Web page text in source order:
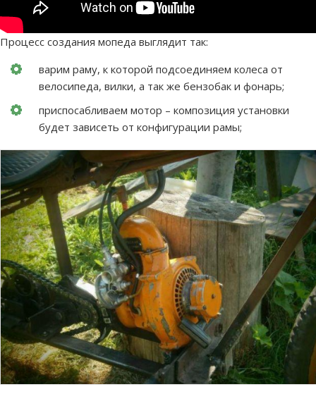
Процесс создания мопеда выглядит так:
варим раму, к которой подсоединяем колеса от
велосипеда, вилки, а так же бензобак и фонарь;
приспосабливаем мотор – композиция установки
будет зависеть от конфигурации рамы;